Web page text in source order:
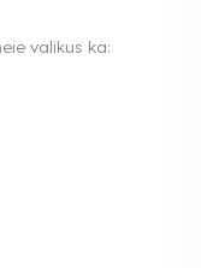
valikus ka: